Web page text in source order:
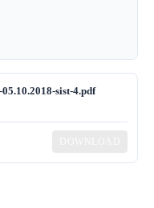
sist-4.pdf